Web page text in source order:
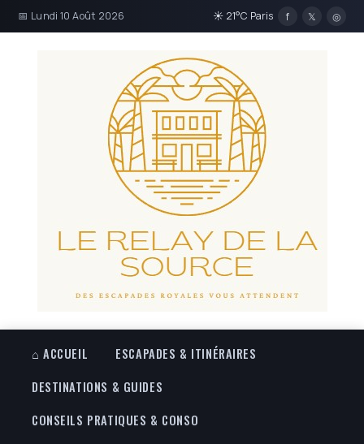
📅 Lundi 10 Août 2026 ☀ 21°C Paris f 𝕏 ◎
⌂ ACCUEIL
ESCAPADES & ITINÉRAIRES
DESTINATIONS & GUIDES
CONSEILS PRATIQUES & CONSO